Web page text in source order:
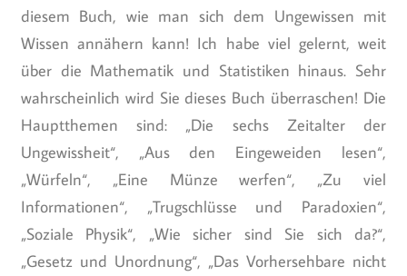
diesem Buch, wie man sich dem Ungewissen mit
Wissen annähern kann! Ich habe viel gelernt, weit
über die Mathematik und Statistiken hinaus. Sehr
wahrscheinlich wird Sie dieses Buch überraschen! Die
Hauptthemen sind: „Die sechs Zeitalter der
Ungewissheit“, „Aus den Eingeweiden lesen“,
„Würfeln“, „Eine Münze werfen“, „Zu viel
Informationen“, „Trugschlüsse und Paradoxien“,
„Soziale Physik“, „Wie sicher sind Sie sich da?“,
„Gesetz und Unordnung“, „Das Vorhersehbare nicht